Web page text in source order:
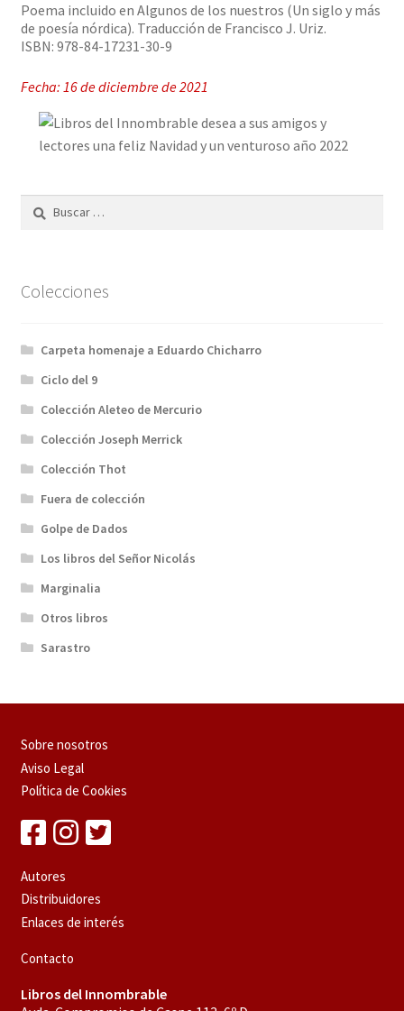
Poema incluido en Algunos de los nuestros (Un siglo y más
de poesía nórdica). Traducción de Francisco J. Uriz.
ISBN: 978-84-17231-30-9
Fecha: 16 de diciembre de 2021
Colecciones
Carpeta homenaje a Eduardo Chicharro
Ciclo del 9
Colección Aleteo de Mercurio
Colección Joseph Merrick
Colección Thot
Fuera de colección
Golpe de Dados
Los libros del Señor Nicolás
Marginalia
Otros libros
Sarastro
Sobre nosotros
Aviso Legal
Política de Cookies
Autores
Distribuidores
Enlaces de interés
Contacto
Libros del Innombrable